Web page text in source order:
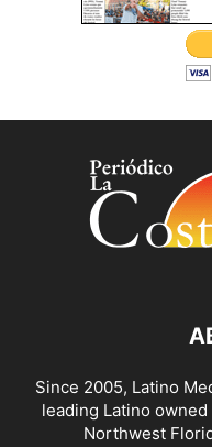
Since 2005, Latino
leading Latino
Northwest